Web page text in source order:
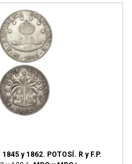
1845 y 1862. POTOSÍ. R y F.P.